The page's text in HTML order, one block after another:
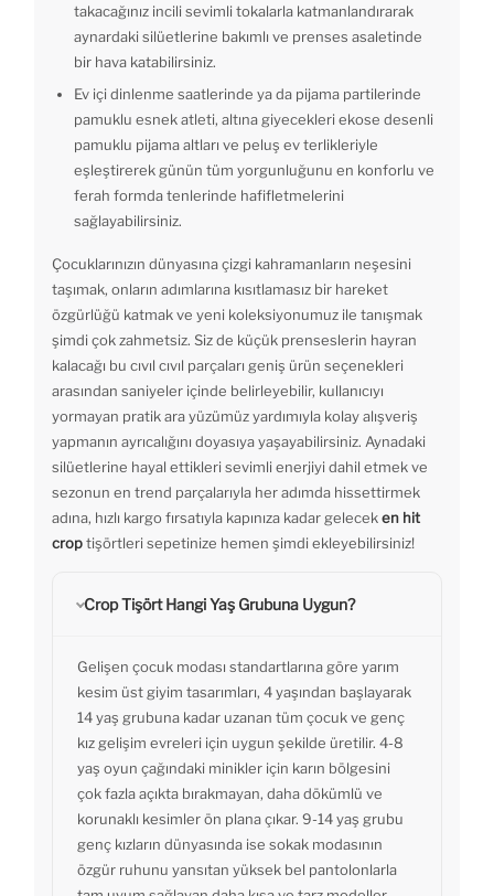
takacağınız incili sevimli tokalarla katmanlandırarak
aynardaki silüetlerine bakımlı ve prenses asaletinde
bir hava katabilirsiniz.
Ev içi dinlenme saatlerinde ya da pijama partilerinde
pamuklu esnek atleti, altına giyecekleri ekose desenli
pamuklu pijama altları ve peluş ev terlikleriyle
eşleştirerek günün tüm yorgunluğunu en konforlu ve
ferah formda tenlerinde hafifletmelerini
sağlayabilirsiniz.
Çocuklarınızın dünyasına çizgi kahramanların neşesini
taşımak, onların adımlarına kısıtlamasız bir hareket
özgürlüğü katmak ve yeni koleksiyonumuz ile tanışmak
şimdi çok zahmetsiz. Siz de küçük prenseslerin hayran
kalacağı bu cıvıl cıvıl parçaları geniş ürün seçenekleri
arasından saniyeler içinde belirleyebilir, kullanıcıyı
yormayan pratik ara yüzümüz yardımıyla kolay alışveriş
yapmanın ayrıcalığını doyasıya yaşayabilirsiniz. Aynadaki
silüetlerine hayal ettikleri sevimli enerjiyi dahil etmek ve
sezonun en trend parçalarıyla her adımda hissettirmek
adına, hızlı kargo fırsatıyla kapınıza kadar geleceken hit
croptişörtleri sepetinize hemen şimdi ekleyebilirsiniz!
Crop Tişört Hangi Yaş Grubuna Uygun?
Gelişen çocuk modası standartlarına göre yarım
kesim üst giyim tasarımları, 4 yaşından başlayarak
14 yaş grubuna kadar uzanan tüm çocuk ve genç
kız gelişim evreleri için uygun şekilde üretilir. 4-8
yaş oyun çağındaki minikler için karın bölgesini
çok fazla açıkta bırakmayan, daha dökümlü ve
korunaklı kesimler ön plana çıkar. 9-14 yaş grubu
genç kızların dünyasında ise sokak modasının
özgür ruhunu yansıtan yüksek bel pantolonlarla